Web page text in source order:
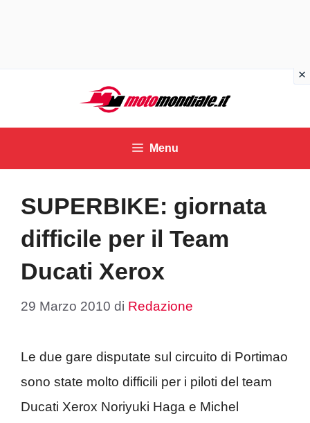
contenuto
Menu
SUPERBIKE: giornata
difficile per il Team
Ducati Xerox
29 Marzo 2010 di Redazione
Le due gare disputate sul circuito di Portimao
sono state molto difficili per i piloti del team
Ducati Xerox Noriyuki Haga e Michel